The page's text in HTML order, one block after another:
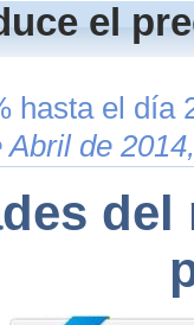
el
hasta el día
Abril de
del